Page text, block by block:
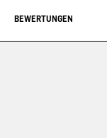
BEWERTUNGEN